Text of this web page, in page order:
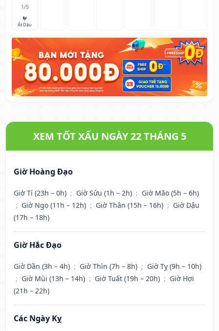
1/5
🐓
Ất Dậu
XEM TỐT XẤU NGÀY 22 THÁNG 5
Giờ Hoàng Đạo
Giờ Tí (23h – 0h) ; Giờ Sửu (1h – 2h) ; Giờ Mão (5h – 6h)
; Giờ Ngọ (11h – 12h) ; Giờ Thân (15h – 16h) ; Giờ Dậu
(17h – 18h)
Giờ Hắc Đạo
Giờ Dần (3h – 4h) ; Giờ Thìn (7h – 8h) ; Giờ Tỵ (9h – 10h)
; Giờ Mùi (13h – 14h) ; Giờ Tuất (19h – 20h) ; Giờ Hợi
(21h – 22h)
Các Ngày Kỵ